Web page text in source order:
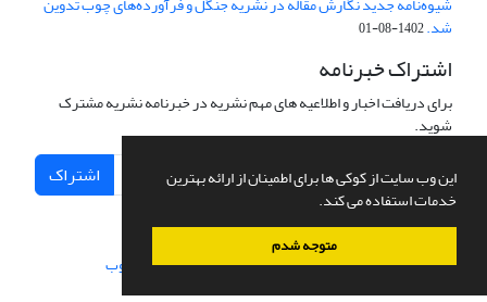
این وب سایت از کوکی ها برای اطمینان از ارائه بهترین
خدمات استفاده می کند.
متوجه شدم
شد.1402-08-01
اشتراک خبرنامه
برای دریافت اخبار و اطلاعیه های مهم نشریه در خبرنامه نشریه مشترک
شوید.
اشتراک
سامانه مدیریت نشریات علمی.طراحی و پیاده سازی از سیناوب